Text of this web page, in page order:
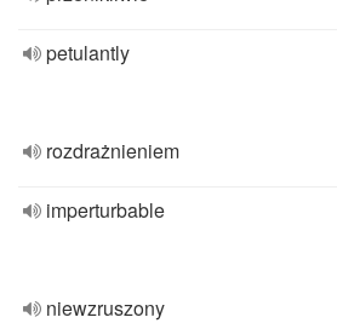
petulantly
rozdrażnieniem
imperturbable
niewzruszony